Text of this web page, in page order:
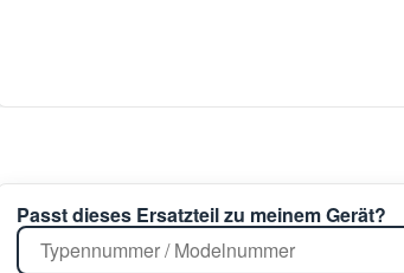
Passt dieses Ersatzteil zu meinem Gerät?